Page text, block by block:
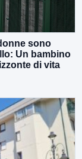
sono
Un bambino
di vita